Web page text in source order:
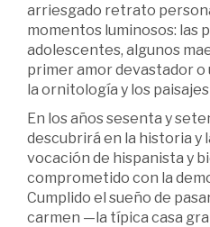
arriesgado retrato
momentos luminosos: las
adolescentes, algunos
primer amor devastador
la ornitología y los
En los años sesenta y
descubrirá en la historia y
vocación de hispanista y
comprometido con la
Cumplido el sueño de
carmen —la típica casa